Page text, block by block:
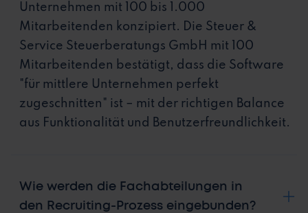
Unternehmen mit 100 bis 1.000
Mitarbeitenden konzipiert. Die Steuer &
Service Steuerberatungs GmbH mit 100
Mitarbeitenden bestätigt, dass die Software
"für mittlere Unternehmen perfekt
zugeschnitten" ist – mit der richtigen Balance
aus Funktionalität und Benutzerfreundlichkeit.
Wie werden die Fachabteilungen in
den Recruiting-Prozess eingebunden?